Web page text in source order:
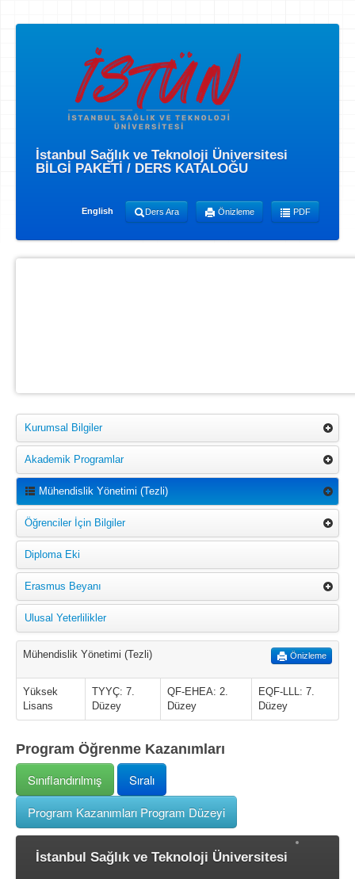
İstanbul Sağlık ve Teknoloji Üniversitesi
BİLGİ PAKETİ / DERS KATALOĞU
English Ders Ara Önizleme PDF
Kurumsal Bilgiler
Akademik Programlar
Mühendislik Yönetimi (Tezli)
Öğrenciler İçin Bilgiler
Diploma Eki
Erasmus Beyanı
Ulusal Yeterlilikler
Mühendislik Yönetimi (Tezli) Önizleme
Yüksek
Lisans
TYYÇ: 7.
Düzey
QF-EHEA: 2.
Düzey
EQF-LLL: 7.
Düzey
Program Öğrenme Kazanımları
Sınıflandırılmış
Sıralı
Program Kazanımları Program Düzeyi
İstanbul Sağlık ve Teknoloji Üniversitesi